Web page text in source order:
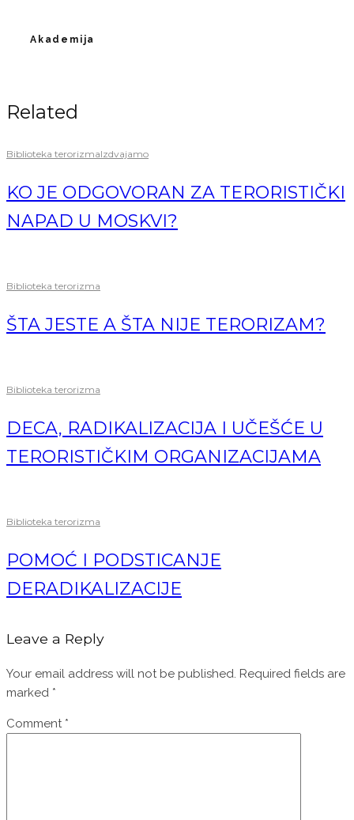
Akademija
Related
Biblioteka terorizmaIzdvajamo
KO JE ODGOVORAN ZA TERORISTIČKI
NAPAD U MOSKVI?
Biblioteka terorizma
ŠTA JESTE A ŠTA NIJE TERORIZAM?
Biblioteka terorizma
DECA, RADIKALIZACIJA I UČEŠĆE U
TERORISTIČKIM ORGANIZACIJAMA
Biblioteka terorizma
POMOĆ I PODSTICANJE
DERADIKALIZACIJE
Leave a Reply
Your email address will not be published. Required fields are
marked *
Comment *